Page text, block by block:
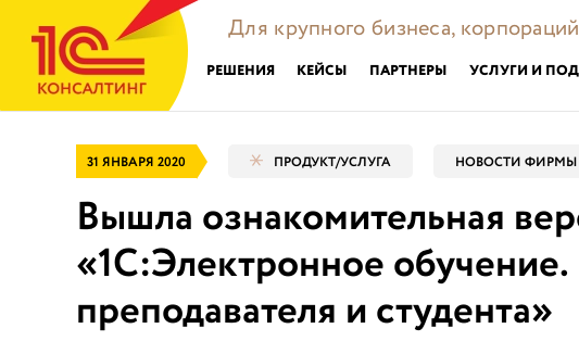
Для крупного бизнеса,
РЕШЕНИЯ КЕЙСЫ ПАРТНЕРЫ УСЛУГИ И
31 ЯНВАРЯ 2020 ПРОДУКТ/УСЛУГА НОВОСТИ ФИРМЫ
Вышла ознакомительная
«1С:Электронное
преподавателя и студента»